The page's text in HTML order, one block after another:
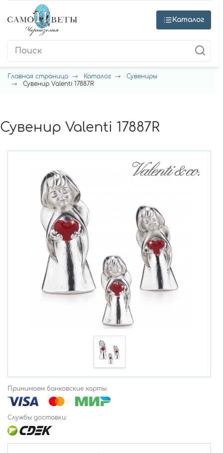
Каталог
Главная страница Каталог
Сувениры
Сувенир Valenti 17887R
Сувенир Valenti 17887R
Принимаем банковские карты:
Службы доставки: